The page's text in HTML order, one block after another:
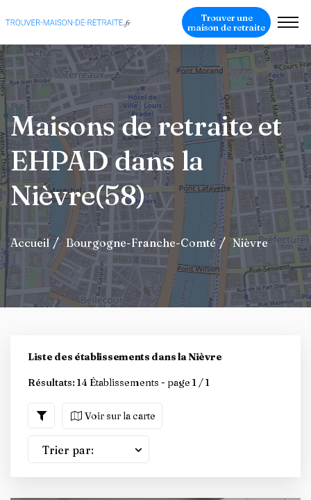
Trouver une
maison de retraite
Maisons de retraite et
EHPAD dans la
Nièvre(58)
Accueil Bourgogne-Franche-Comté Nièvre
Liste des établissements dans la Nièvre
Résultats: 14 Établissements - page 1 / 1
Voir sur la carte
Trier par: